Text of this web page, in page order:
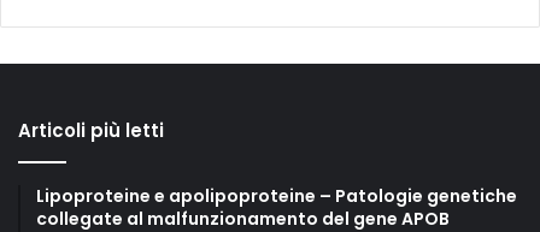
Articoli più letti
Lipoproteine e apolipoproteine – Patologie genetiche
collegate al malfunzionamento del gene APOB